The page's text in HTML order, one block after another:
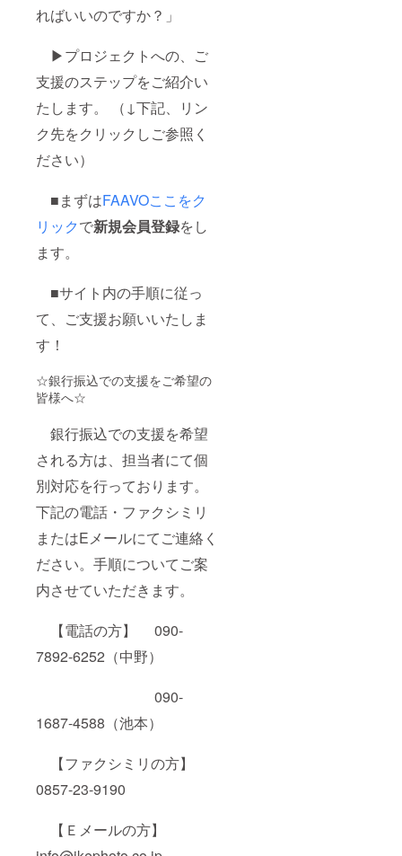
ればいいのですか？」
▶プロジェクトへの、ご
支援のステップをご紹介い
たします。 （↓下記、リン
ク先をクリックしご参照く
ださい）
■まずはFAAVOここをク
リックで新規会員登録をし
ます。
■サイト内の手順に従っ
て、ご支援お願いいたしま
す！
☆銀行振込での支援をご希望の
皆様へ☆
銀行振込での支援を希望
される方は、担当者にて個
別対応を行っております。
下記の電話・ファクシミリ
またはEメールにてご連絡く
ださい。手順についてご案
内させていただきます。
【電話の方】 090-
7892-6252（中野）
090-
1687-4588（池本）
【ファクシミリの方】
0857-23-9190
【Ｅメールの方】